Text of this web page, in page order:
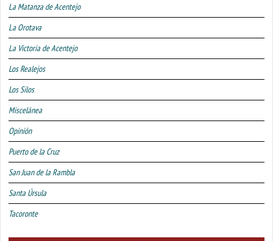
La Matanza de Acentejo
La Orotava
La Victoria de Acentejo
Los Realejos
Los Silos
Miscelánea
Opinión
Puerto de la Cruz
San Juan de la Rambla
Santa Úrsula
Tacoronte